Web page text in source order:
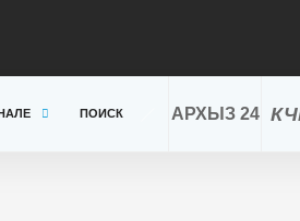
АРХЫЗ 24
ПОИСК